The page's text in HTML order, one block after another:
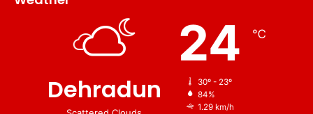
Dehradun
24 ℃
30º - 23º
84%
1.29 km/h